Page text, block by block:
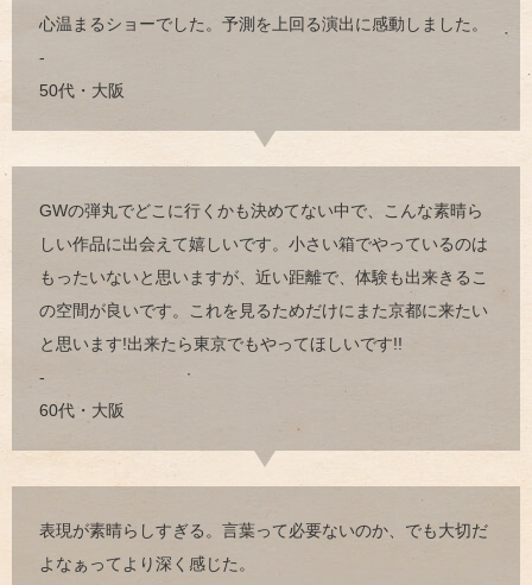
心温まるショーでした。予測を上回る演出に感動しました。
-
50代・大阪
GWの弾丸でどこに行くかも決めてない中で、こんな素晴ら
しい作品に出会えて嬉しいです。小さい箱でやっているのは
もったいないと思いますが、近い距離で、体験も出来きるこ
の空間が良いです。これを見るためだけにまた京都に来たい
と思います!出来たら東京でもやってほしいです!!
-
60代・大阪
表現が素晴らしすぎる。言葉って必要ないのか、でも大切だ
よなぁってより深く感じた。